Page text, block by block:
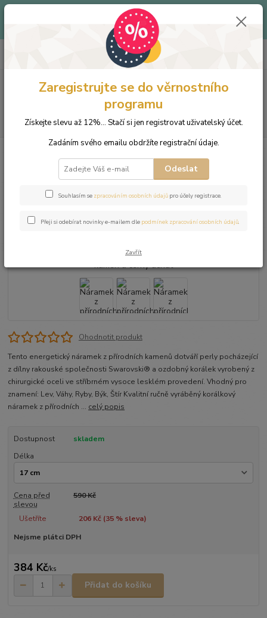
Až -40% - Objevte produkty v letním outletu za skvělé ceny!
Platí do vyprodání zásob.
Menu
CZK
Hledat
Swarovski - sluneční kámen a černý achát
Náramek z přírodních kamenů a
perly Swarovski - sluneční kámen
a černý achát
Ohodnotit produkt
Tento energetický náramek z přírodních kamenů dotváří perly pocházející
z dílny rakouské společnosti Swarovski® a ozdobný korálek vyrobený z
chirurgické oceli ve stříbrném vysoce lesklém provedení. Vhodný pro
znamení: Lev, Váhy, Ryby, Býk, Štír Kvalitní ručně vyráběný korálkový
náramek z přírodních ... celý popis
Dostupnost
skladem
Délka
Cena před
slevou
590 Kč
Ušetříte 206 Kč (35% sleva)
Nejsme plátci DPH
384 Kč/ks
Přidat do košíku
Zaregistrujte se do věrnostního
programu
Získejte slevu až 12%... Stačí si jen registrovat uživatelský účet.
Zadáním svého emailu obdržíte registrační údaje.
Odeslat
Souhlasím se zpracováním osobních údajů pro účely registrace.
Přeji si odebírat novinky e-mailem dle podmínek zpracování osobních údajů
Zavřít